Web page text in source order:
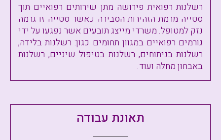
רשלנות רפואית פירושה מתן שירותים רפואיים תוך
סטייה מרמת הזהירות הסבירה כאשר סטייה זו גרמה
נזק למטופל. משרדי מייצג תובעים אשר נפגעו על ידי
גורמים רפואיים במגוון תחומים כגון: רשלנות בלידה,
רשלנות בניתוחים, רשלנות בטיפול שיניים, רשלנות
באבחון מחלה ועוד.
תאונת עבודה